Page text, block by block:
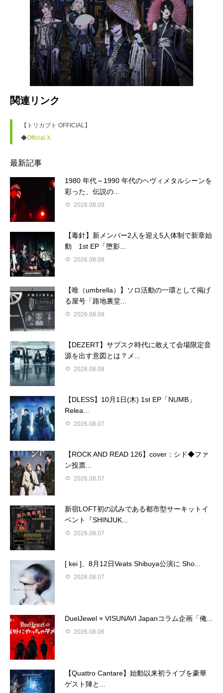
関連リンク
【トリカブト OFFICIAL】
◆Official X
最新記事
1980 年代～1990 年代のヘヴィメタルシーンを
彩った、伝説の...
2026.08.09
【毒針】新メンバー2人を迎え5人体制で新章始
動 1st EP「堕影...
2026.08.08
【唯（umbrella）】ソロ活動の一環として掲げ
る屋号「路地裏堂...
2026.08.08
【DEZERT】サブスク時代に敢えて会場限定音
源を出す意図とは？メ...
2026.08.08
【DLESS】10月1日(木) 1st EP「NUMB」
Relea...
2026.08.07
【ROCK AND READ 126】cover：シド◆ファ
ン投票...
2026.08.07
新宿LOFT初の試みである都市型サーキットイ
ベント『SHINJUK...
2026.08.07
[ kei ]、8月12日Veats Shibuya公演に Sho...
2026.08.07
DuelJewel × VISUNAVI Japanコラム企画「俺...
2026.08.06
【Quattro Cantare】始動以来初ライブを豪華
ゲスト陣と...